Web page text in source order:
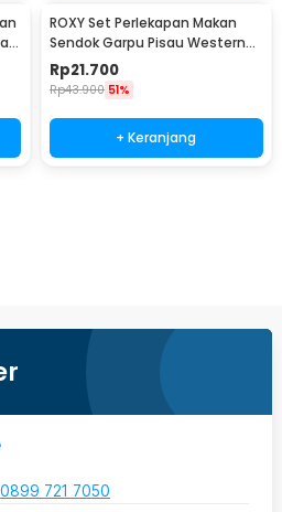
ROXY Set Perlekapan Makan
Sendok Garpu Pisau Western
Cutlery Set 4 PCS - C24
Rp21.700
Rp43.900 51%
+ Keranjang
0899 721 7050